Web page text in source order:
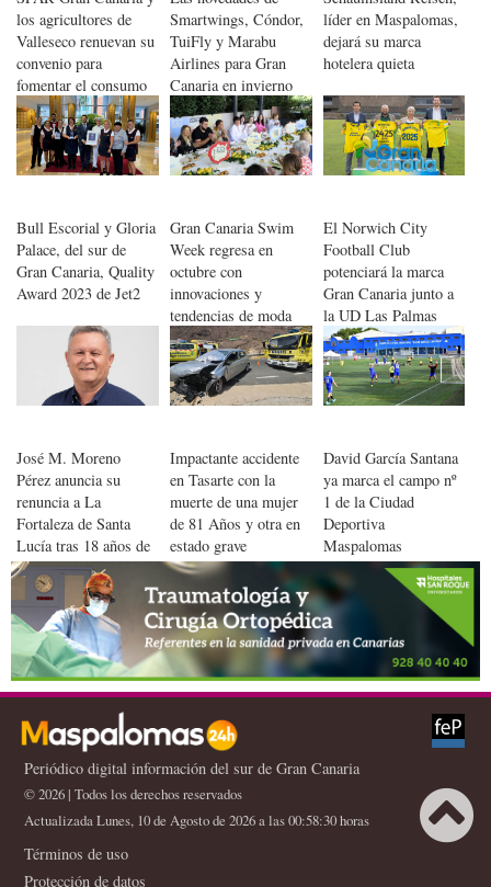
los agricultores de
Valleseco renuevan su
convenio para
fomentar el consumo
de la manzana reineta
Smartwings, Cóndor,
TuiFly y Marabu
Airlines para Gran
Canaria en invierno
líder en Maspalomas,
dejará su marca
hotelera quieta
Bull Escorial y Gloria
Palace, del sur de
Gran Canaria, Quality
Award 2023 de Jet2
Gran Canaria Swim
Week regresa en
octubre con
innovaciones y
tendencias de moda
baño
El Norwich City
Football Club
potenciará la marca
Gran Canaria junto a
la UD Las Palmas
José M. Moreno
Pérez anuncia su
renuncia a La
Fortaleza de Santa
Lucía tras 18 años de
militancia
Impactante accidente
en Tasarte con la
muerte de una mujer
de 81 Años y otra en
estado grave
David García Santana
ya marca el campo nº
1 de la Ciudad
Deportiva
Maspalomas
Periódico digital información del sur de Gran Canaria
© 2026 | Todos los derechos reservados
Actualizada Lunes, 10 de Agosto de 2026 a las 00:58:30 horas
Términos de uso
Protección de datos